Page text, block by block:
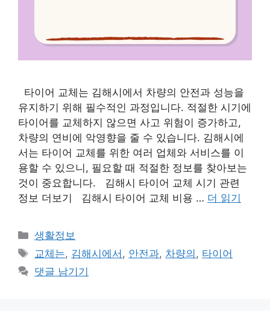
타이어 교체는 김해시에서 차량의 안전과 성능을
유지하기 위해 필수적인 과정입니다. 적절한 시기에
타이어를 교체하지 않으면 사고 위험이 증가하고,
차량의 연비에 악영향을 줄 수 있습니다. 김해시에
서는 타이어 교체를 위한 여러 업체와 서비스를 이
용할 수 있으니, 필요할 때 적절한 정보를 찾아보는
것이 중요합니다. 김해시 타이어 교체 시기 관련
정보 더보기 김해시 타이어 교체 비용 … 더 읽기
카
테
리
생활정보
태
그
교체는, 김해시에서 , 안전과, 차량의 , 타이어
댓글 남기기